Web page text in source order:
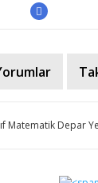
Matematik Depar
resim, ürün